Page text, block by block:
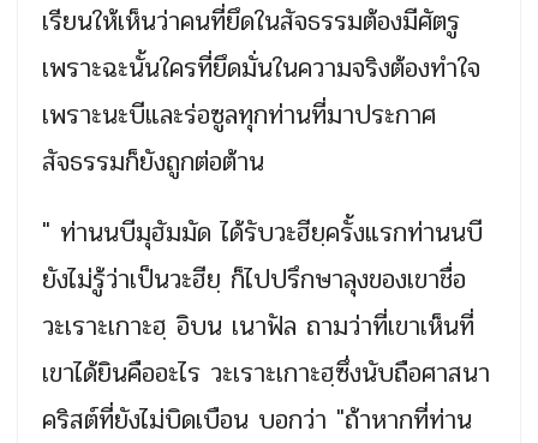
เรียนให้เห็นว่าคนที่ยึดในสัจธรรมต้องมีศัตรู
เพราะฉะนั้นใครที่ยึดมั่นในความจริงต้องทำใจ
เพราะนะบีและร่อซูลทุกท่านที่มาประกาศ
สัจธรรมก็ยังถูกต่อต้าน
" ท่านนบีมุฮัมมัด ได้รับวะฮียฺครั้งแรกท่านนบี
ยังไม่รู้ว่าเป็นวะฮียฺ ก็ไปปรึกษาลุงของเขาชื่อ
วะเราะเกาะฮฺ อิบน เนาฟัล ถามว่าที่เขาเห็นที่
เขาได้ยินคืออะไร วะเราะเกาะฮฺซึ่งนับถือศาสนา
คริสต์ที่ยังไม่บิดเบือน บอกว่า "ถ้าหากที่ท่าน